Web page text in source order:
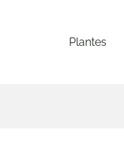
Plantes